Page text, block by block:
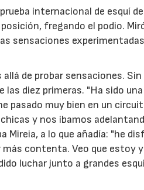
internacional de esquí
fregando el podio.
sensaciones
de probar sensaciones. Sin
diez primeras. "Ha sido
pasado muy bien en un
y nos íbamos
Mireia, a lo que añadía: "he
contenta. Veo que estoy
luchar junto a grandes